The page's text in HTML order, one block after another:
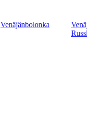
Venäjänbolonka